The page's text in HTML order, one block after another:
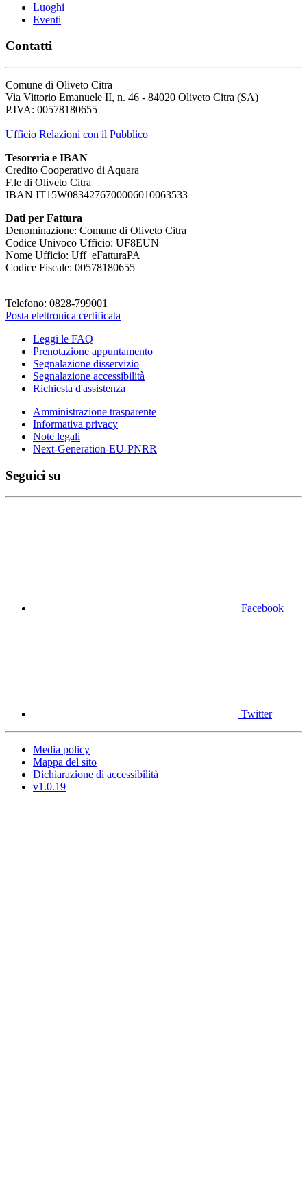
Luoghi
Eventi
Contatti
Comune di Oliveto Citra
Via Vittorio Emanuele II, n. 46 - 84020 Oliveto Citra (SA)
P.IVA: 00578180655
Ufficio Relazioni con il Pubblico
Tesoreria e IBAN
Credito Cooperativo di Aquara
F.le di Oliveto Citra
IBAN IT15W0834276700006010063533
Dati per Fattura
Denominazione: Comune di Oliveto Citra
Codice Univoco Ufficio: UF8EUN
Nome Ufficio: Uff_eFatturaPA
Codice Fiscale: 00578180655
Telefono: 0828-799001
Posta elettronica certificata
Leggi le FAQ
Prenotazione appuntamento
Segnalazione disservizio
Segnalazione accessibilità
Richiesta d'assistenza
Amministrazione trasparente
Informativa privacy
Note legali
Next-Generation-EU-PNRR
Seguici su
Facebook
Twitter
Media policy
Mappa del sito
Dichiarazione di accessibilità
v1.0.19